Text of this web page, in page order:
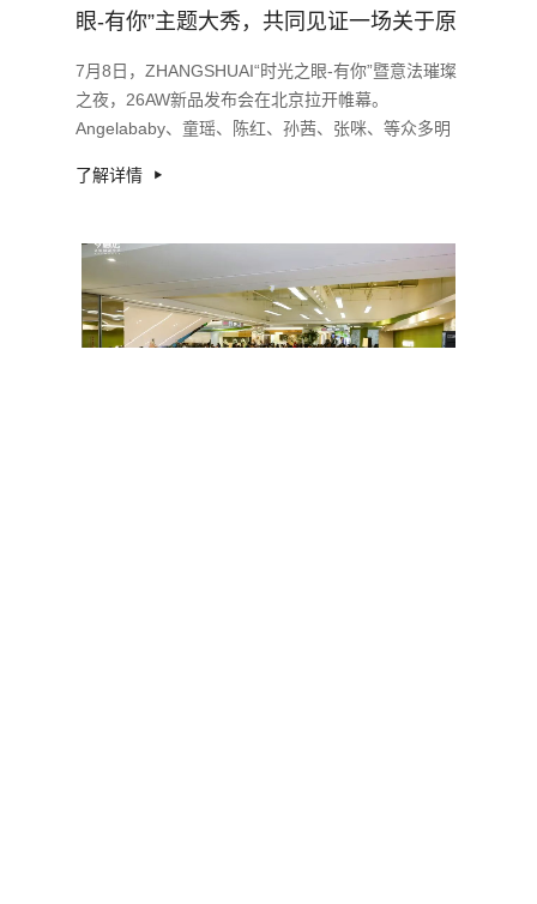
眼-有你”主题大秀，共同见证一场关于原
创的产业作答
7月8日，ZHANGSHUAI“时光之眼-有你”暨意法璀璨
之夜，26AW新品发布会在北京拉开帷幕。
Angelababy、童瑶、陈红、孙茜、张咪、等众多明
了解详情